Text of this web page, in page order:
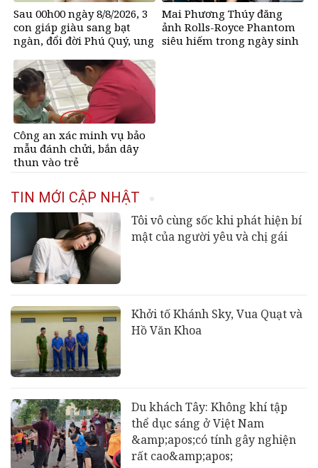
Sau 00h00 ngày 8/8/2026, 3
con giáp giàu sang bạt
ngàn, đổi đời Phú Quý, ung
càng hưng thịnh sung túc
Mai Phương Thúy đăng
ảnh Rolls-Royce Phantom
siêu hiếm trong ngày sinh
Công an xác minh vụ bảo
mẫu đánh chửi, bắn dây
thun vào trẻ
TIN MỚI CẬP NHẬT
Tôi vô cùng sốc khi phát hiện bí
mật của người yêu và chị gái
Khởi tố Khánh Sky, Vua Quạt và
Hồ Văn Khoa
Du khách Tây: Không khí tập
thể dục sáng ở Việt Nam
&amp;apos;có tính gây nghiện
rất cao&amp;apos;